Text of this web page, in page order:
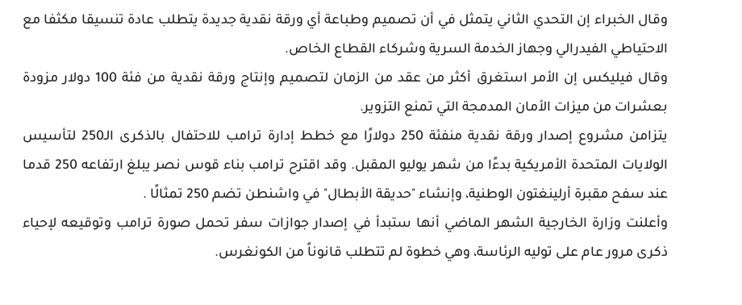
وقال الخبراء إن التحدي الثاني يتمثل في أن تصميم وطباعة أي ورقة نقدية جديدة يتطلب عادة تنسيقا مكثفا مع
الاحتياطي الفيدرالي وجهاز الخدمة السرية وشركاء القطاع الخاص.
وقال فيليكس إن الأمر استغرق أكثر من عقد من الزمان لتصميم وإنتاج ورقة نقدية من فئة 100 دولار مزودة
بعشرات من ميزات الأمان المدمجة التي تمنع التزوير.
يتزامن مشروع إصدار ورقة نقدية منفئة 250 دولارًا مع خطط إدارة ترامب للاحتفال بالذكرى الـ250 لتأسيس
الولايات المتحدة الأمريكية بدءًا من شهر يوليو المقبل. وقد اقترح ترامب بناء قوس نصر يبلغ ارتفاعه 250 قدما
عند سفح مقبرة أرلينغتون الوطنية، وإنشاء "حديقة الأبطال" في واشنطن تضم 250 تمثالًا .
وأعلنت وزارة الخارجية الشهر الماضي أنها ستبدأ في إصدار جوازات سفر تحمل صورة ترامب وتوقيعه لإحياء
ذكرى مرور عام على توليه الرئاسة، وهي خطوة لم تتطلب قانوناً من الكونغرس.